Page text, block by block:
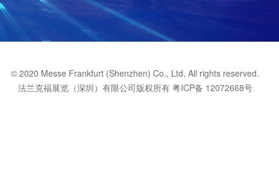
© 2020 Messe Frankfurt (Shenzhen) Co., Ltd, All rights reserved.
法兰克福展览（深圳）有限公司版权所有 粤ICP备 12072668号